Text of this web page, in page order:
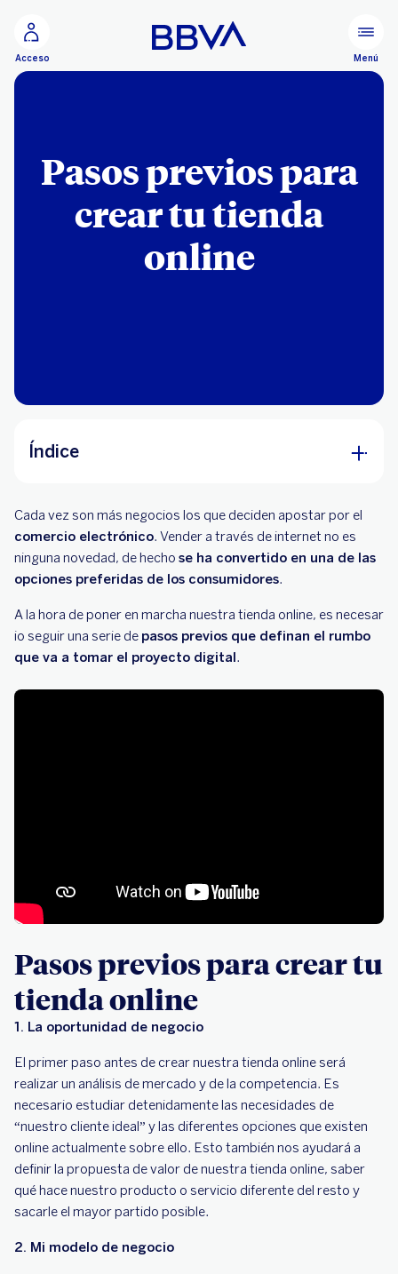
Acceso Menú
Pasos previos para
crear tu tienda
online
Índice
La puesta en marcha de nuestra tienda online
El contenido de la tienda online
nuestra tienda online
Cada vez son más negocios los que deciden apostar por el
comercio electrónico. Vender a través de internet no es
ninguna novedad, de hecho se ha convertido en una de las
opciones preferidas de los consumidores.
Ala hora de poner en marcha nuestra tienda online, es necesar
io seguir una serie de pasos previos que definan el rumbo
que va a tomar el proyecto digital.
Pasos previos para crear tu
tienda online
1. La oportunidad de negocio
El primer paso antes de crear nuestra tienda online será
realizar un análisis de mercado y de la competencia. Es
necesario estudiar detenidamente las necesidades de
“nuestro cliente ideal” y las diferentes opciones que existen
online actualmente sobre ello. Esto también nos ayudará a
definir la propuesta de valor de nuestra tienda online, saber
qué hace nuestro producto o servicio diferente del resto y
sacarle el mayor partido posible.
2. Mi modelo de negocio